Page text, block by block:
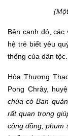
Bên cạnh đó,
hệ trẻ biết yêu
thống của dân tộc.
Hòa Thượng
Pong Chrây,
chùa có Ban
rất quan trọng
cộng đồng, phum